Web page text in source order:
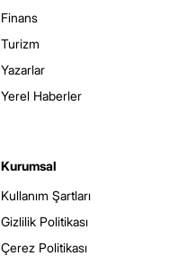
Finans
Turizm
Yazarlar
Yerel Haberler
Kurumsal
Kullanım Şartları
Gizlilik Politikası
Çerez Politikası